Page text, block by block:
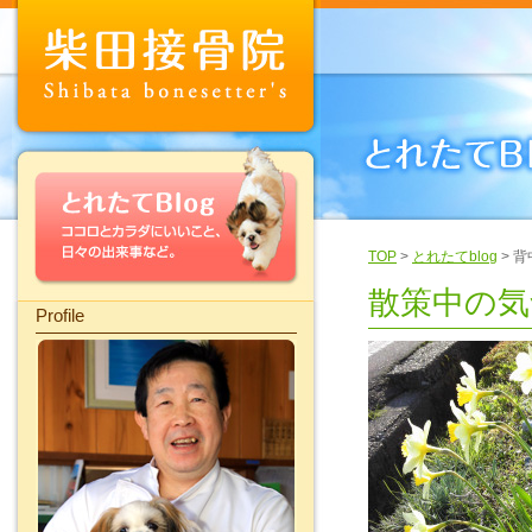
Profile
TOP > とれたてblog > 背
散策中の